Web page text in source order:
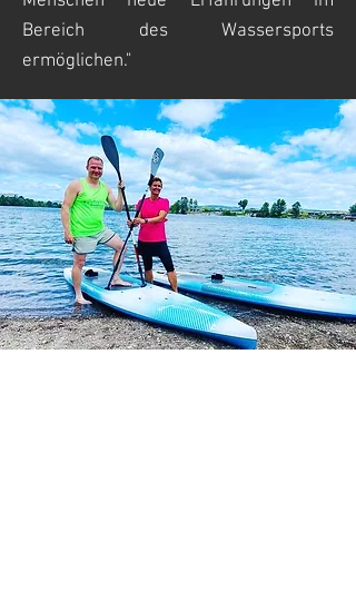
Bereich des Wassersports
ermöglichen."